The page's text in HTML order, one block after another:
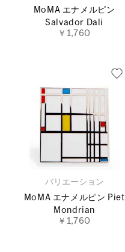
MoMA エナメルピン
Salvador Dali
￥1,760
バリエーション
MoMA エナメルピン Piet
Mondrian
￥1,760